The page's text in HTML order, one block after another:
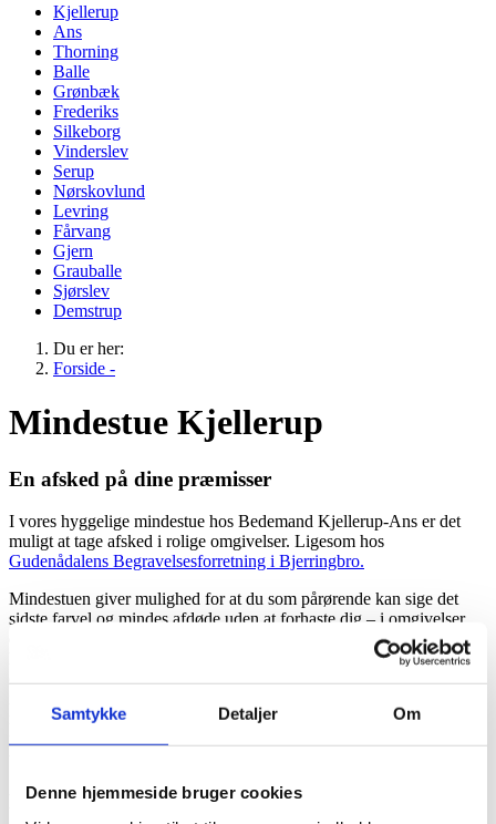
Samtykke Detaljer Om
Denne hjemmeside bruger cookies
Kjellerup
Ans
Thorning
Balle
Grønbæk
Frederiks
Silkeborg
Vinderslev
Serup
Nørskovlund
Levring
Fårvang
Gjern
Grauballe
Sjørslev
Demstrup
Du er her:
Forside -
Mindestue Kjellerup
En afsked på dine præmisser
I vores hyggelige mindestue hos Bedemand Kjellerup-Ans er det
muligt at tage afsked i rolige omgivelser. Ligesom hos
Gudenådalens Begravelsesforretning i Bjerringbro.
Mindestuen giver mulighed for at du som pårørende kan sige det
sidste farvel og mindes afdøde uden at forhaste dig – i omgivelser,
der er specialindrettet til formålet. Det er dig selv, der bestemmer,
hvordan afskeden skal være. Måske har du brug for at sidde i stilhed
og mindes, eller måske du foretrækker sang og musik. Det er meget
mindestuen hos Bedemand Kjellerup-Ans er der plads til en lang
række forskellige ønsker. Mindestuen er desuden for alle, uanset
Et afskeds-rum med flere funktioner